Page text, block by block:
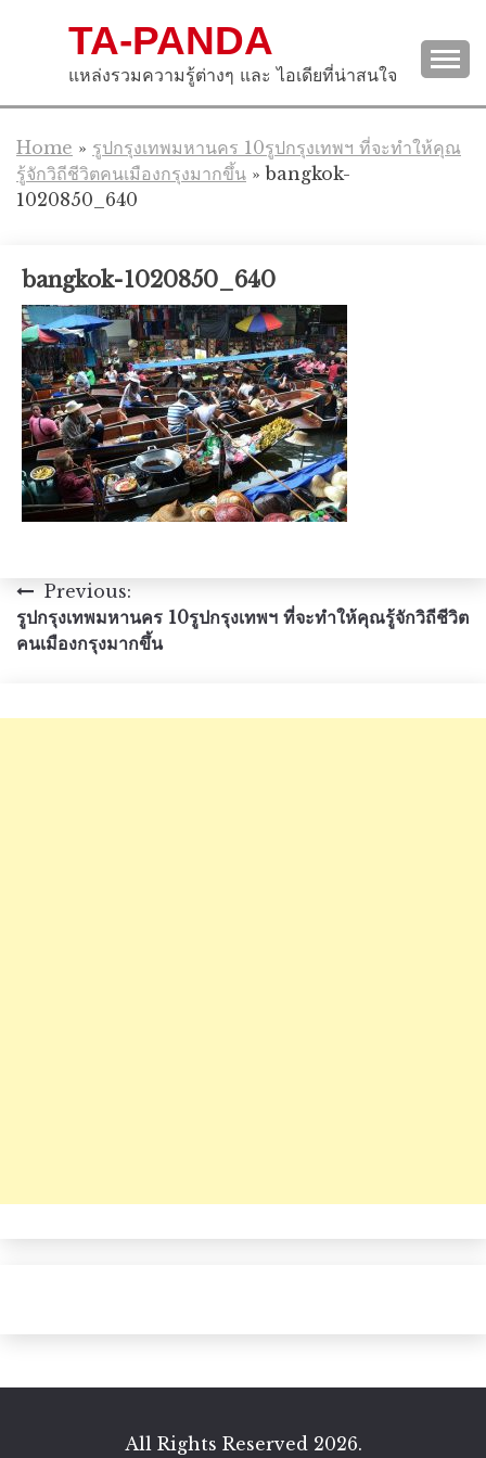
TA-PANDA
แหล่งรวมความรู้ต่างๆ และ ไอเดียที่น่าสนใจ
Home » รูปกรุงเทพมหานคร 10รูปกรุงเทพฯ ที่จะทำให้คุณ
รู้จักวิถีชีวิตคนเมืองกรุงมากขึ้น »bangkok-
1020850_640
bangkok-1020850_640
แนะแนว
เรื่อง
Previous:
รูปกรุงเทพมหานคร 10รูปกรุงเทพฯ ที่จะทำให้คุณรู้จักวิถีชีวิต
คนเมืองกรุงมากขึ้น
All Rights Reserved 2026.